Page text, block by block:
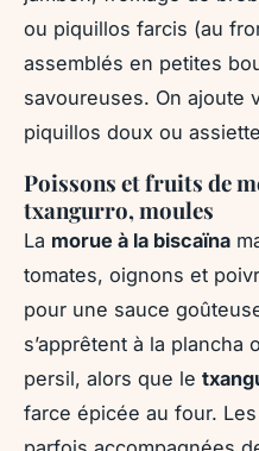
ou piquillos farcis (au
assemblés en petites
savoureuses. On ajoute
piquillos doux ou
Poissons et fruits de
txangurro, moules
La morue à la biscaïna
tomates, oignons et
pour une sauce
s’apprêtent à la plancha
persil, alors que le
farce épicée au four. Les